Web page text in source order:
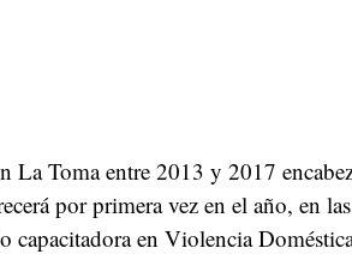
La Toma entre 2013 y 2017
por primera vez en el año, en
capacitadora en Violencia